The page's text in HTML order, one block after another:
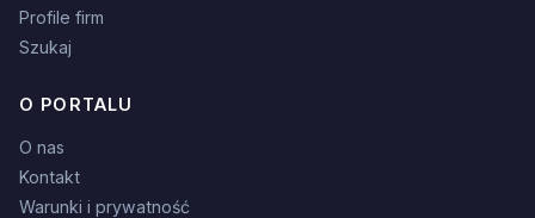
Profile firm
Szukaj
O PORTALU
O nas
Kontakt
Warunki i prywatność